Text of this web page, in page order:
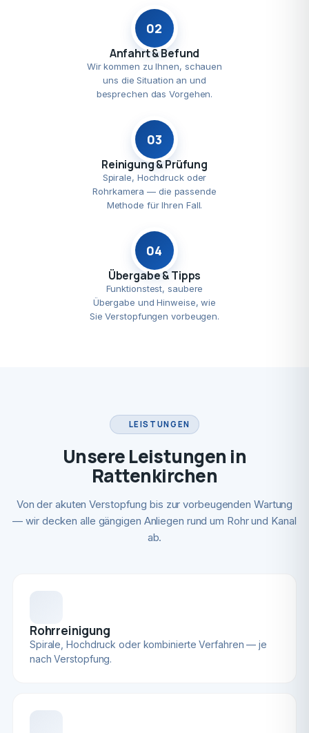
02
Anfahrt & Befund
Wir kommen zu Ihnen, schauen
uns die Situation an und
besprechen das Vorgehen.
03
Reinigung & Prüfung
Spirale, Hochdruck oder
Rohrkamera — die passende
Methode für Ihren Fall.
04
Übergabe & Tipps
Funktionstest, saubere
Übergabe und Hinweise, wie
Sie Verstopfungen vorbeugen.
LEISTUNGEN
Unsere Leistungen in
Rattenkirchen
Von der akuten Verstopfung bis zur vorbeugenden Wartung
— wir decken alle gängigen Anliegen rund um Rohr und Kanal
ab.
Rohrreinigung
Spirale, Hochdruck oder kombinierte Verfahren — je
nach Verstopfung.